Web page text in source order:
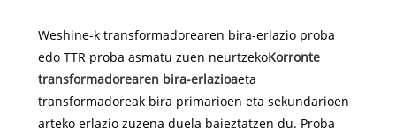
Weshine-k transformadorearen bira-erlazio proba
edo TTR proba asmatu zuen neurtzekoKorronte
transformadorearen bira-erlazioaeta
transformadoreak bira primarioen eta sekundarioen
arteko erlazio zuzena duela baieztatzen du. Proba